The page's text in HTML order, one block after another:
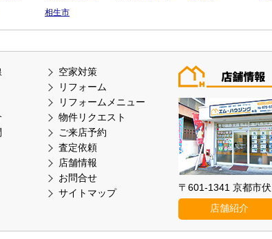
相生市
空家対策
リフォーム
リフォームメニュー
物件リクエスト
ご来店予約
査定依頼
店舗情報
お問合せ
サイトマップ
〒601-1341 京都市
店舗紹介